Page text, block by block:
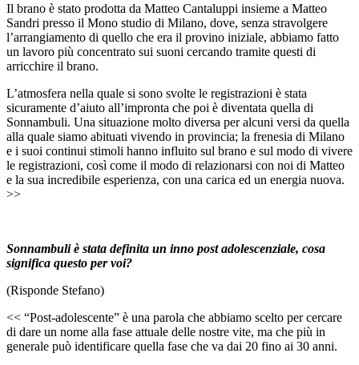
Il brano è stato prodotta da Matteo Cantaluppi insieme a Matteo
Sandri presso il Mono studio di Milano, dove, senza stravolgere
l’arrangiamento di quello che era il provino iniziale, abbiamo fatto
un lavoro più concentrato sui suoni cercando tramite questi di
arricchire il brano.
L’atmosfera nella quale si sono svolte le registrazioni è stata
sicuramente d’aiuto all’impronta che poi è diventata quella di
Sonnambuli. Una situazione molto diversa per alcuni versi da quella
alla quale siamo abituati vivendo in provincia; la frenesia di Milano
e i suoi continui stimoli hanno influito sul brano e sul modo di vivere
le registrazioni, così come il modo di relazionarsi con noi di Matteo
e la sua incredibile esperienza, con una carica ed un energia nuova.
>>
Sonnambuli è stata definita un inno post adolescenziale, cosa
significa questo per voi?
(Risponde Stefano)
<< “Post-adolescente” è una parola che abbiamo scelto per cercare
di dare un nome alla fase attuale delle nostre vite, ma che più in
generale può identificare quella fase che va dai 20 fino ai 30 anni.